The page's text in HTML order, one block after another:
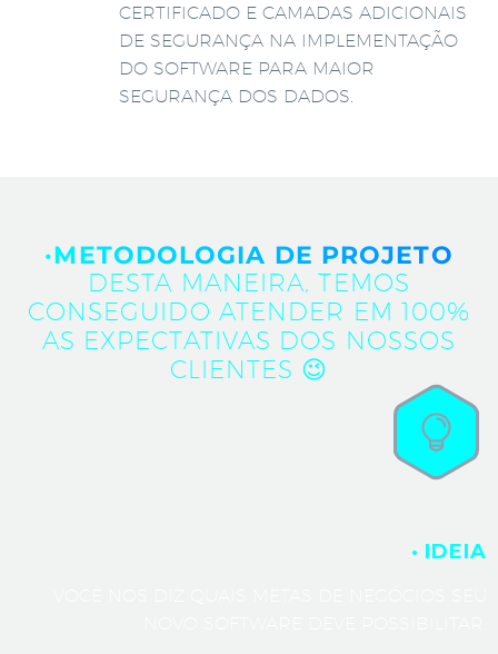
CERTIFICADO E CAMADAS ADICIONAIS
DE SEGURANÇA NA IMPLEMENTAÇÃO
DO SOFTWARE PARA MAIOR
SEGURANÇA DOS DADOS.
·METODOLOGIA DE PROJETO
DESTA MANEIRA, TEMOS
CONSEGUIDO ATENDER EM 100%
AS EXPECTATIVAS DOS NOSSOS
CLIENTES 😉
· IDEIA